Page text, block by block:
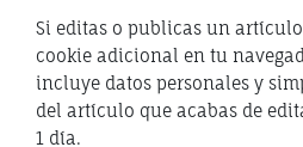
Si editas o publicas un
cookie adicional en tu
incluye datos personales y
del artículo que acabas de
1 día.